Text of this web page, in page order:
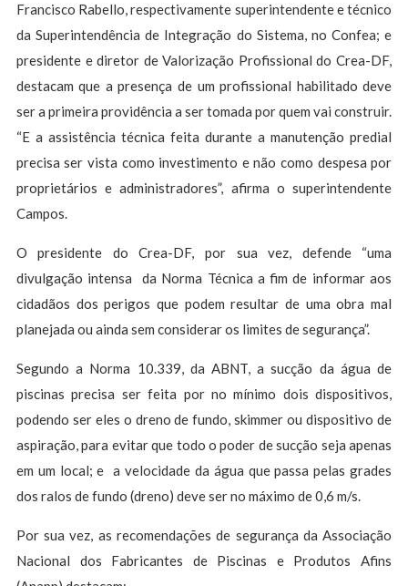
Francisco Rabello, respectivamente superintendente e técnico
da Superintendência de Integração do Sistema, no Confea; e
presidente e diretor de Valorização Profissional do Crea-DF,
destacam que a presença de um profissional habilitado deve
ser a primeira providência a ser tomada por quem vai construir.
“E a assistência técnica feita durante a manutenção predial
precisa ser vista como investimento e não como despesa por
proprietários e administradores”, afirma o superintendente
Campos.
O presidente do Crea-DF, por sua vez, defende “uma
divulgação intensa da Norma Técnica a fim de informar aos
cidadãos dos perigos que podem resultar de uma obra mal
planejada ou ainda sem considerar os limites de segurança”.
Segundo a Norma 10.339, da ABNT, a sucção da água de
piscinas precisa ser feita por no mínimo dois dispositivos,
podendo ser eles o dreno de fundo, skimmer ou dispositivo de
aspiração, para evitar que todo o poder de sucção seja apenas
em um local; e a velocidade da água que passa pelas grades
dos ralos de fundo (dreno) deve ser no máximo de 0,6 m/s.
Por sua vez, as recomendações de segurança da Associação
Nacional dos Fabricantes de Piscinas e Produtos Afins